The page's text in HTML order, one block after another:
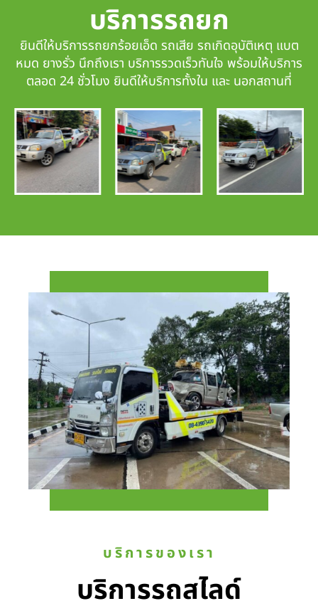
บริการรถยก
ยินดีให้บริการรถยกร้อยเอ็ด รถเสีย รถเกิดอุบัติเหตุ แบต
หมด ยางรั่ว นึกถึงเรา บริการรวดเร็วทันใจ พร้อมให้บริการ
ตลอด 24 ชั่วโมง ยินดีให้บริการทั้งใน และ นอกสถานที่
บริการของเรา
บริการรถสไลด์